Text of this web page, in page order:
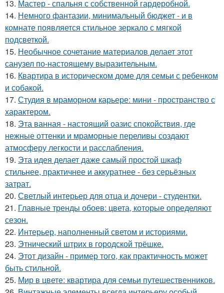
13. Мастер - спальня с собственной гардеробной.
14. Немного фантазии, минимальный бюджет - и в
комнате появляется стильное зеркало с мягкой
подсветкой.
15. Необычное сочетание материалов делает этот
санузел по-настоящему выразительным.
16. Квартира в историческом доме для семьи с ребенком
и собакой.
17. Студия в мраморном карьере: мини - пространство с
характером.
18. Эта ванная - настоящий оазис спокойствия, где
нежные оттенки и мраморные переливы создают
атмосферу легкости и расслабления.
19. Эта идея делает даже самый простой шкаф
стильнее, практичнее и аккуратнее - без серьёзных
затрат.
20. Светлый интерьер для отца и дочери - студентки.
21. Главные тренды обоев: цвета, которые определяют
сезон.
22. Интерьер, наполненный светом и историями.
23. Этнический штрих в городской трёшке.
24. Этот дизайн - пример того, как практичность может
быть стильной.
25. Мир в цвете: квартира для семьи путешественников.